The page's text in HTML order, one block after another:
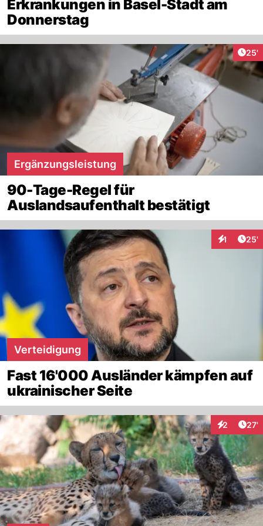
Erkrankungen in Basel-Stadt am
Donnerstag
25'
Ergänzungsleistung
90-Tage-Regel für
Auslandsaufenthalt bestätigt
1 25'
Verteidigung
Fast 16'000 Ausländer kämpfen auf
ukrainischer Seite
2 27'